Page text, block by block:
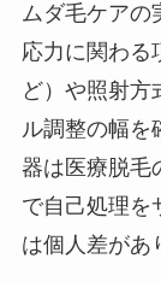
ムダ毛ケアの
応力に関わる
ど）や照射方
ル調整の幅を
器は医療脱毛
で自己処理を
は個人差があ